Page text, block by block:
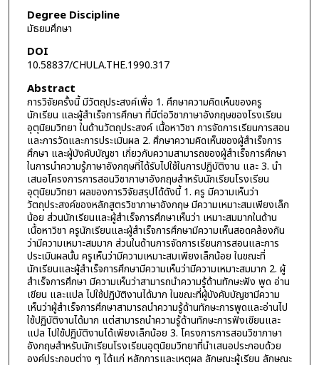
Degree Discipline
มัธยมศึกษา
DOI
10.58837/CHULA.THE.1990.317
Abstract
การวิจัยครั้งนี้ มีวัตถุประสงค์เพื่อ 1. ศึกษาความคิดเห็นของครู
นักเรียน และผู้สำเร็จการศึกษา ที่มีต่อวิชาภาษาอังกฤษของโรงเรียน
อุตุนิยมวิทยา ในด้านวัตถุประสงค์ เนื้อหาวิชา การจัดการเรียนการสอน
และการวัดและการประเมินผล 2. ศึกษาความคิดเห็นของผู้สำเร็จการ
ศึกษา และผู้บังคับบัญชา เกี่ยวกับความสามารถของผู้สำเร็จการศึกษา
ในการนำความรู้ภาษาอังกฤษที่ได้รับไปใช้ในการปฏิบัติงาน และ 3. นำ
เสนอโครงการการสอนวิชาภาษาอังกฤษสำหรับนักเรียนโรงเรียน
อุตุนิยมวิทยา ผลของการวิจัยสรุปได้ดังนี้ 1. ครู มีความเห็นว่า
วัตถุประสงค์ของหลักสูตรวิชาภาษาอังกฤษ มีความเหมาะสมเพียงเล็ก
น้อย ส่วนนักเรียนและผู้สำเร็จการศึกษาเห็นว่า เหมาะสมมากในด้าน
เนื้อหาวิชา ครูนักเรียนและผู้สำเร็จการศึกษามีความเห็นสอดคล้องกัน
ว่ามีความเหมาะสมมาก ส่วนในด้านการจัดการเรียนการสอนและการ
ประเมินผลนั้น ครูเห็นว่ามีความเหมาะสมเพียงเล็กน้อย ในขณะที่
นักเรียนและผู้สำเร็จการศึกษามีความเห็นว่ามีความเหมาะสมมาก 2. ผู้
สำเร็จการศึกษา มีความเห็นว่าสามารถนำความรู้ด้านทักษะฟัง พูด อ่าน
เขียน และแปล ไปใช้ปฏิบัติงานได้มาก ในขณะที่ผู้บังคับบัญชามีความ
เห็นว่าผู้สำเร็จการศึกษาสามารถนำความรู้ด้านทักษะการพูดและอ่านไป
ใช้ปฏิบัติงานได้มาก แต่สามารถนำความรู้ด้านทักษะการฟังเขียนและ
แปล ไปใช้ปฏิบัติงานได้เพียงเล็กน้อย 3. โครงการการสอนวิชาภาษา
อังกฤษสำหรับนักเรียนโรงเรียนอุตุนิยมวิทยาที่นำเสนอประกอบด้วย
องค์ประกอบต่าง ๆ ได้แก่ หลักการและเหตุผล ลักษณะผู้เรียน ลักษณะ